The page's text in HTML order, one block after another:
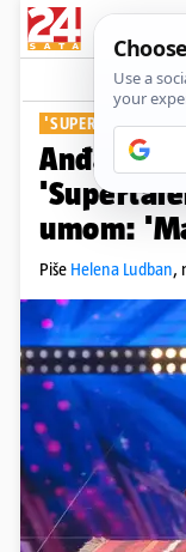
'SUPERTALENT'
Anđa iz
umom:
Piše Helena Ludban,